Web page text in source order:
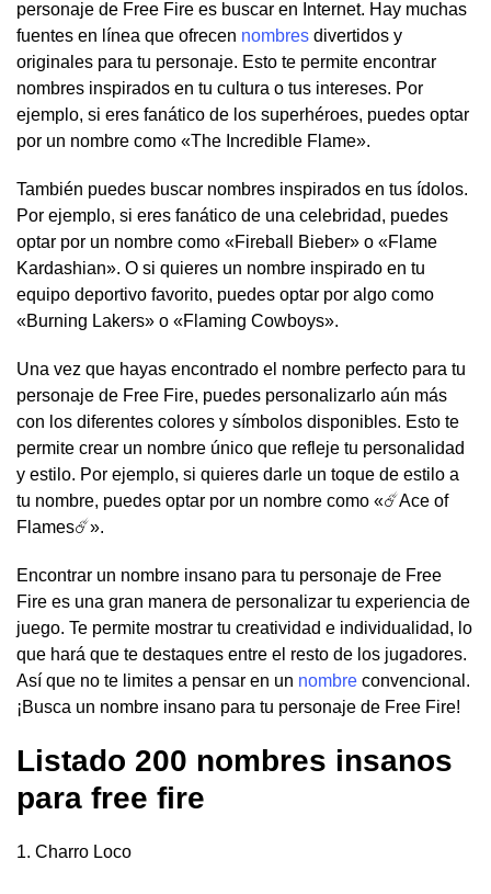
personaje de Free Fire es buscar en Internet. Hay muchas
fuentes en línea que ofrecen nombres divertidos y
originales para tu personaje. Esto te permite encontrar
nombres inspirados en tu cultura o tus intereses. Por
ejemplo, si eres fanático de los superhéroes, puedes optar
por un nombre como «The Incredible Flame».
También puedes buscar nombres inspirados en tus ídolos.
Por ejemplo, si eres fanático de una celebridad, puedes
optar por un nombre como «Fireball Bieber» o «Flame
Kardashian». O si quieres un nombre inspirado en tu
equipo deportivo favorito, puedes optar por algo como
«Burning Lakers» o «Flaming Cowboys».
Una vez que hayas encontrado el nombre perfecto para tu
personaje de Free Fire, puedes personalizarlo aún más
con los diferentes colores y símbolos disponibles. Esto te
permite crear un nombre único que refleje tu personalidad
y estilo. Por ejemplo, si quieres darle un toque de estilo a
tu nombre, puedes optar por un nombre como «☄️Ace of
Flames☄️».
Encontrar un nombre insano para tu personaje de Free
Fire es una gran manera de personalizar tu experiencia de
juego. Te permite mostrar tu creatividad e individualidad, lo
que hará que te destaques entre el resto de los jugadores.
Así que no te limites a pensar en un nombre convencional.
¡Busca un nombre insano para tu personaje de Free Fire!
Listado 200 nombres insanos
para free fire
1. Charro Loco